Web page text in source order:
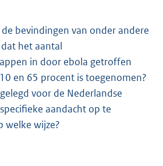
bevindingen van onder andere
het aantal
in door ebola getroffen
en 65 procent is toegenomen?
voor de Nederlandse
aandacht op te
welke wijze?